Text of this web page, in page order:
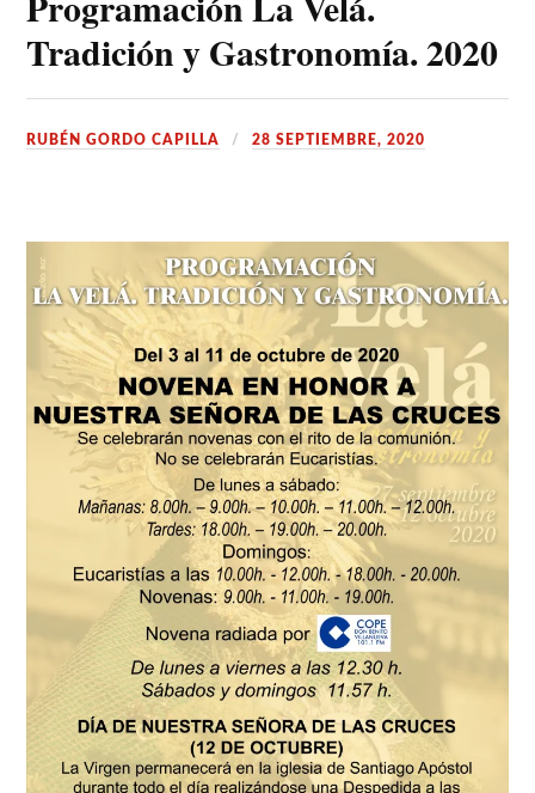
Tradición y Gastronomía. 2020
RUBÉN GORDO CAPILLA 28 SEPTIEMBRE, 2020